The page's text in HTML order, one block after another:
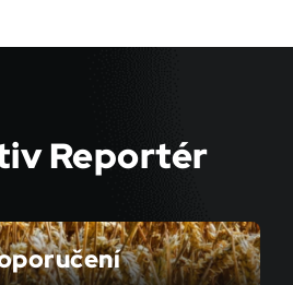
Reportér